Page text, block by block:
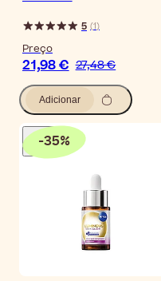
5 (1)
Preço
21,98 € 27,48 €
Adicionar
-35%